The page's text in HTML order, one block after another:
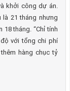
khởi công dự án.
21 tháng nhưng
tháng. “Chỉ tính
với tổng chi phí
hàng chục tỷ